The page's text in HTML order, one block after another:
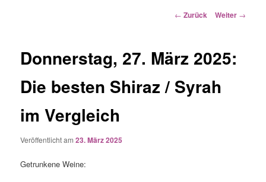
Beitrags-
← Zurück Weiter →
Donnerstag, 27. März 2025:
Die besten Shiraz / Syrah
im Vergleich
Veröffentlicht am23. März 2025
Getrunkene Weine: